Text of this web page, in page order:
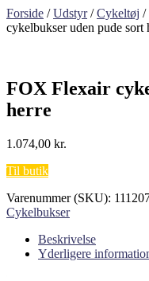
Forside /Udstyr/Cykeltøj /
cykelbukser uden pude sort
FOX Flexair
herre
1.074,00 kr.
Til butik
Varenummer (SKU):
Cykelbukser
Beskrivelse
Yderligere